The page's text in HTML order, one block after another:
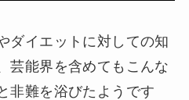
ダイエットに対しての知
芸能界を含めてもこんな
非難を浴びたようです